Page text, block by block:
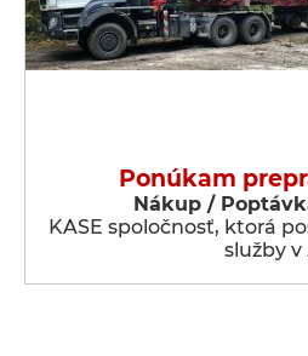
Ponúkam
Nákup /
KASE spoločnosť, ktorá
služby v